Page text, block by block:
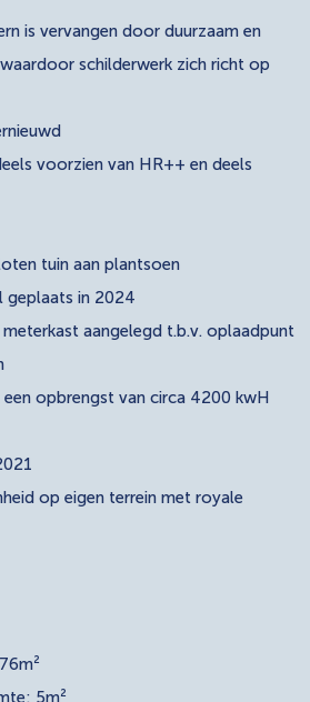
is vervangen door duurzaam en
schilderwerk zich richt op
voorzien van HR++ en deels
tuin aan plantsoen
geplaats in 2024
aangelegd t.b.v. oplaadpunt
opbrengst van circa 4200 kwH
op eigen terrein met royale
5m²